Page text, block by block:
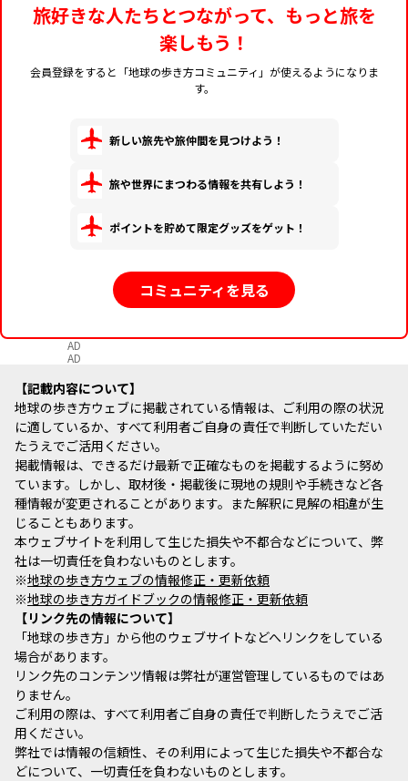
旅好きな人たちとつながって、もっと旅を
楽しもう！
会員登録をすると「地球の歩き方コミュニティ」が使えるようになりま
す。
新しい旅先や旅仲間を見つけよう！
旅や世界にまつわる情報を共有しよう！
ポイントを貯めて限定グッズをゲット！
コミュニティを見る
AD
AD
記載内容について
地球の歩き方ウェブに掲載されている情報は、ご利用の際の状況
に適しているか、すべて利用者ご自身の責任で判断していただい
たうえでご活用ください。
掲載情報は、できるだけ最新で正確なものを掲載するように努め
ています。しかし、取材後・掲載後に現地の規則や手続きなど各
種情報が変更されることがあります。また解釈に見解の相違が生
じることもあります。
本ウェブサイトを利用して生じた損失や不都合などについて、弊
社は一切責任を負わないものとします。
※地球の歩き方ウェブの情報修正・更新依頼
※地球の歩き方ガイドブックの情報修正・更新依頼
リンク先の情報について
「地球の歩き方」から他のウェブサイトなどへリンクをしている
場合があります。
リンク先のコンテンツ情報は弊社が運営管理しているものではあ
りません。
ご利用の際は、すべて利用者ご自身の責任で判断したうえでご活
用ください。
弊社では情報の信頼性、その利用によって生じた損失や不都合な
どについて、一切責任を負わないものとします。